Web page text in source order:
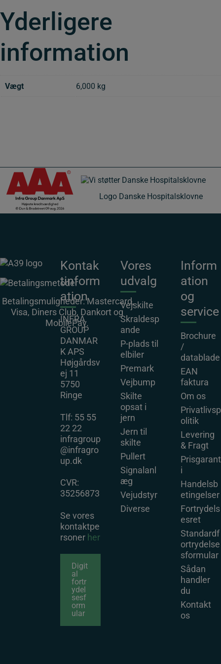
Yderligere
information
Vægt 6,000 kg
Logo Danske Hospitalsklovne
Betalingsmuligheder: Mastercard,
Visa, Diners Club, Dankort og
MobilePay.
Kontak
tinform
ation
INFRA
GROUP
DANMAR
K APS
Højgårdsv
ej 11
5750
Ringe
Tlf: 55 55
22 22
infragroup
@infragro
up.dk
CVR:
35256873
Se vores
kontaktpe
rsoner her
Digit
al
fortr
ydel
sesf
orm
ular
Vores
udvalg
Vejskilte
Skraldesp
ande
P-plads til
elbiler
Premark
Vejbump
Skilte
opsat i
jern
Jern til
skilte
Pullert
Signalanl
æg
Vejudstyr
Diverse
Inform
ation
og
service
Brochure
/
datablade
EAN
faktura
Om os
Privatlivsp
olitik
Levering
& Fragt
Prisgarant
i
Handelsb
etingelser
Fortrydels
esret
Standardf
ortrydelse
sformular
Sådan
handler
du
Kontakt
os